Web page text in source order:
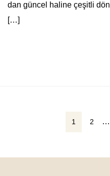
dan güncel haline çeşitli
[…]
1 2 …